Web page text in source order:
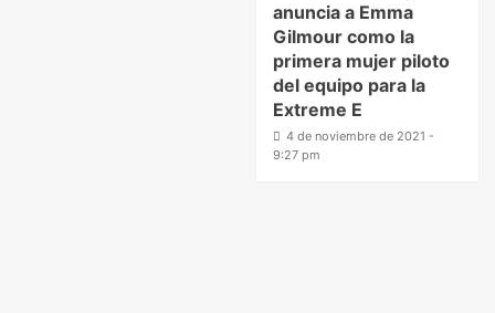
anuncia a Emma
Gilmour como la
primera mujer piloto
del equipo para la
Extreme E
4 de noviembre de 2021 -
9:27 pm